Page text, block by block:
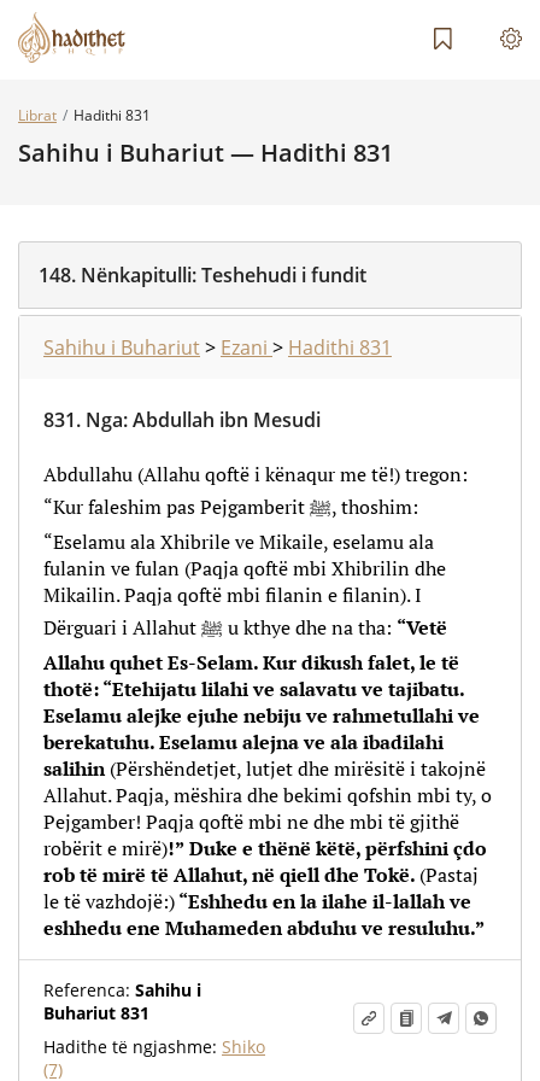
Librat Hadithi 831
Sahihu i Buhariut — Hadithi 831
148. Nënkapitulli:Teshehudi i fundit
Sahihu i Buhariut> Ezani > Hadithi 831
831. Nga:Abdullah ibn Mesudi
Abdullahu (Allahu qoftë i kënaqur me të!) tregon:
“Kur faleshim pas Pejgamberit ﷺ, thoshim:
“Eselamu ala Xhibrile ve Mikaile, eselamu ala
fulanin ve fulan (Paqja qoftë mbi Xhibrilin dhe
Mikailin. Paqja qoftë mbi filanin e filanin). I
Dërguari i Allahut ﷺ u kthye dhe na tha: “Vetë
Allahu quhet Es-Selam. Kur dikush falet, le të
thotë: “Etehijatu lilahi ve salavatu ve tajibatu.
Eselamu alejke ejuhe nebiju ve rahmetullahi ve
berekatuhu. Eselamu alejna ve ala ibadilahi
salihin(Përshëndetjet, lutjet dhe mirësitë i takojnë
Allahut. Paqja, mëshira dhe bekimi qofshin mbi ty, o
Pejgamber! Paqja qoftë mbi ne dhe mbi të gjithë
robërit e mirë)!” Duke e thënë këtë, përfshini çdo
rob të mirë të Allahut, në qiell dhe Tokë. (Pastaj
le të vazhdojë:)“Eshhedu en la ilahe il-lallah ve
eshhedu ene Muhameden abduhu ve resuluhu.”
Referenca: Sahihu i
Buhariut 831
Hadithe të ngjashme: Shiko
(7)